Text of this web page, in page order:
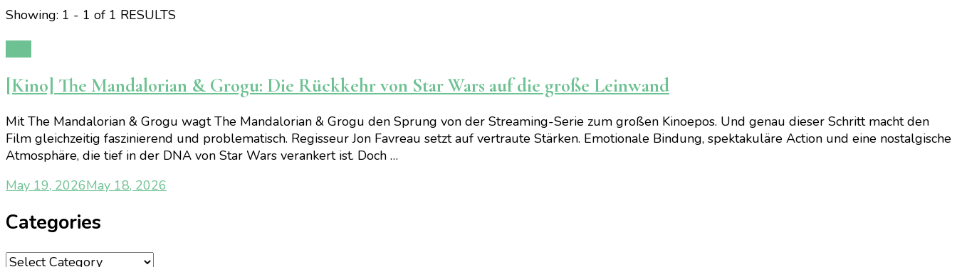
Showing: 1 - 1 of 1 RESULTS
[Kino] The Mandalorian & Grogu: Die Rückkehr von Star Wars auf die große Leinwand
Mit The Mandalorian & Grogu wagt The Mandalorian & Grogu den Sprung von der Streaming-Serie zum großen Kinoepos. Und genau dieser Schritt macht den
Film gleichzeitig faszinierend und problematisch. Regisseur Jon Favreau setzt auf vertraute Stärken. Emotionale Bindung, spektakuläre Action und eine nostalgische
Atmosphäre, die tief in der DNA von Star Wars verankert ist. Doch …
May 19, 2026May 18, 2026
Categories
Categories